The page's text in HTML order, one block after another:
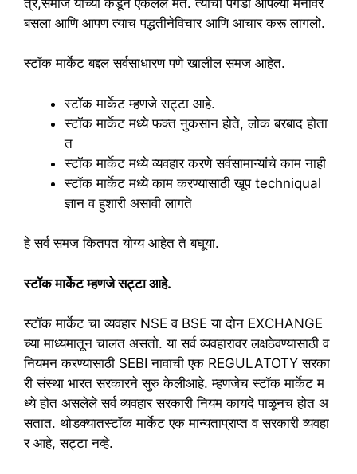
बसला आणि आपण त्याच पद्धतीनेविचार आणि आचार करू लागलो.
स्टॉक मार्केट बद्दल सर्वसाधारण पणे खालील समज आहेत.
स्टॉक मार्केट म्हणजे सट्टा आहे.
स्टॉक मार्केट मध्ये फक्त नुकसान होते,लोक बरबाद होता
त
स्टॉक मार्केट मध्ये व्यवहार करणे सर्वसामान्यांचे काम नाही
स्टॉक मार्केट मध्ये काम करण्यासाठी खूपtechniqual
ज्ञान व हुशारी असावी लागते
हे सर्व समज कितपत योग्य आहेत ते बघूया.
स्टॉक मार्केट म्हणजे सट्टा आहे.
स्टॉक मार्केट चा व्यवहारNSEवBSEया दोन EXCHANGE
च्या माध्यमातून चालत असतो. या सर्व व्यवहारावर लक्षठेवण्यासाठी व
नियमन करण्यासाठी SEBIनावाची एक REGULATOTYसरका
री संस्था भारत सरकारने सुरु केलीआहे. म्हणजेच स्टॉक मार्केट म
ध्ये होत असलेले सर्व व्यवहार सरकारी नियम कायदे पाळूनच होत अ
सतात. थोडक्यातस्टॉक मार्केट एक मान्यताप्राप्त व सरकारी व्यवहा
र आहे,सट्टा नव्हे.